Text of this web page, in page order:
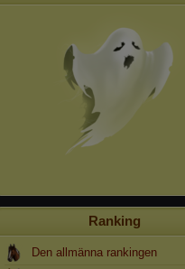
Ranking
Den allmänna rankingen